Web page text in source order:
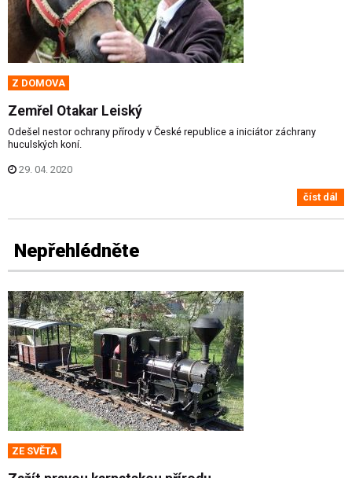
Z DOMOVA
Zemřel Otakar Leiský
Odešel nestor ochrany přírody v České republice a iniciátor záchrany
huculských koní.
29. 04. 2020
číst dál
Nepřehlédněte
ZE SVĚTA